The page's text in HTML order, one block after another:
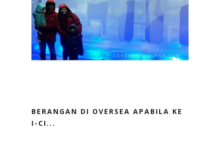
BERANGAN DI OVERSEA APABILA KE
I-CI...